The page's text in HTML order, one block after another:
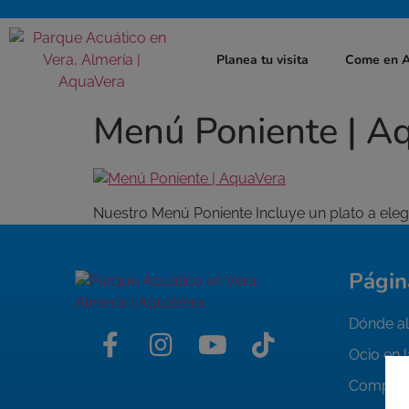
Planea tu visita Come en
Menú Poniente |
Nuestro Menú Poniente Incluye un plato a
Dónde
Ocio en
Compra